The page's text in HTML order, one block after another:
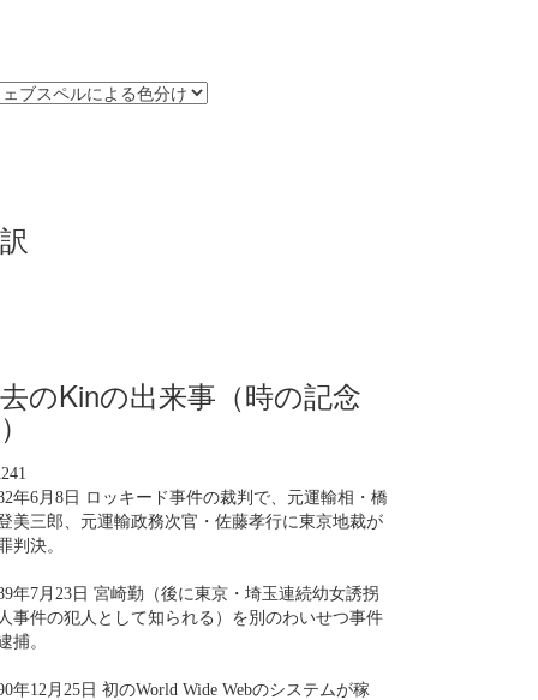
のKinの出来事（時の記念
年6月8日 ロッキード事件の裁判で、元運輸相・橋
美三郎、元運輸政務次官・佐藤孝行に東京地裁が
判決。
年7月23日 宮崎勤（後に東京・埼玉連続幼女誘拐
事件の犯人として知られる）を別のわいせつ事件
捕。
年12月25日 初のWorld Wide Webのシステムが稼